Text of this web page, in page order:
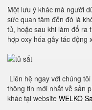
Một lưu ý khác mà người
sức quan tâm đến đó là
tủ, hoặc sau khi làm đổ ra
hợp oxy hóa gây tác động
Liên hệ ngay với chúng
thông tin mới nhất về sản
khác tại website WELKO